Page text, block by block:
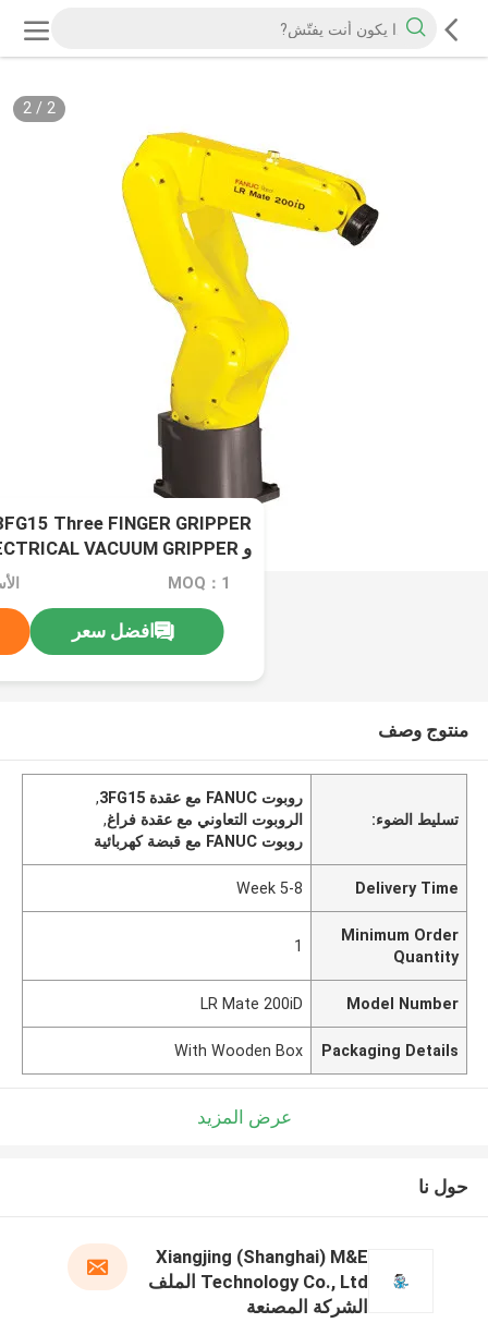
2
/
2
Three FINGER GRIPPER
و VGC10 –EECTRICAL VACUUM GRIPPER
MOQ：1
افضل سعر
منتوج وصف
تسليط الضوء:
روبوت FANUC مع عقدة 3FG15
,
الروبوت التعاوني مع عقدة فراغ,
روبوت FANUC مع قبضة كهربائية
Delivery Time
5-8 Week
Minimum Order
Quantity
1
Model Number
LR Mate 200iD
Packaging Details
With Wooden Box
عرض المزيد
حول نا
Xiangjing (Shanghai) M&E
Technology Co., Ltd الملف
الشركة المصنعة